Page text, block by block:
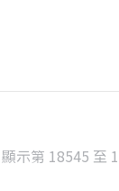
顯示第 18545 至